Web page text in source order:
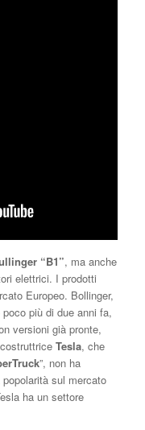
“B1”, ma anche
elettrici. I prodotti
Europeo. Bollinger,
più di due anni fa,
versioni già pronte,
Tesla, che
”, non ha
sul mercato
ha un settore